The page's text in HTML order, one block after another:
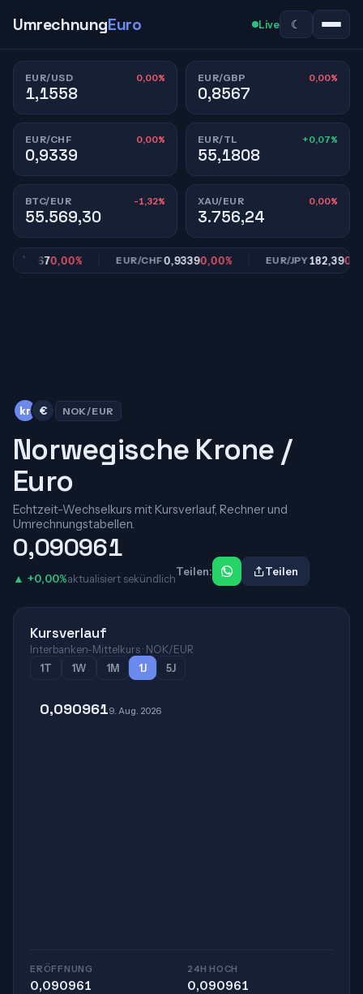
UmrechnungEuro Live ☾
EUR/USD 0,00%
1,1558
EUR/GBP 0,00%
0,8567
EUR/CHF 0,00%
0,9339
EUR/TL +0,07%
55,1808
BTC/EUR -1,32%
55.569,30
XAU/EUR 0,00%
3.756,24
0,8567 0,00% EUR/CHF0,93390,00% EUR/JPY182,390,00%
kr € NOK/EUR
Norwegische Krone /
Euro
Echtzeit-Wechselkurs mit Kursverlauf, Rechner und
Umrechnungstabellen.
0,090961
▲ +0,00%aktualisiert sekündlich
Teilen: Teilen
Kursverlauf
Interbanken-Mittelkurs · NOK/EUR
1T
1W 1M 1J 5J
0,0909619. Aug. 2026
ERÖFFNUNG
0,090961
24H HOCH
0,090961